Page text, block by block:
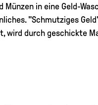
in eine Geld-
"Schmutziges
wird durch geschickte